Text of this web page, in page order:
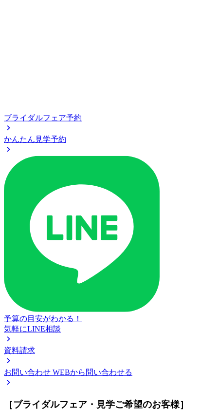
ブライダルフェア予約
かんたん見学予約
予算の目安がわかる！
気軽にLINE相談
資料請求
お問い合わせ WEBから問い合わせる
［ブライダルフェア・見学ご希望のお客様］